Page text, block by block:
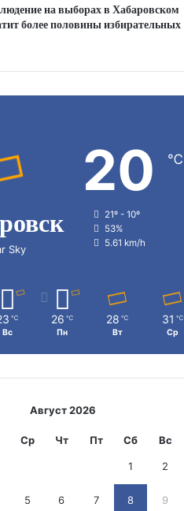
на выборах в Хабаровском
более половины избирательных
Sky
20 ℃
21º - 10º
53%
5.61 km/h
℃
Вс
26 ℃
Пн
28 ℃
Вт
31 ℃
Ср
Август 2026
Ср Чт Пт Сб Вс
1 2
5 6 7 8 9